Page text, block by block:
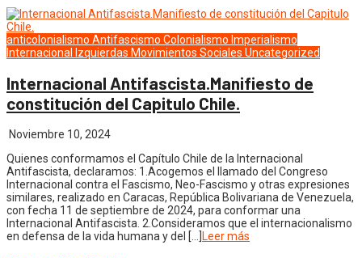
anticolonialismo Antifascismo Colonialismo Imperialismo
Internacional
Izquierdas Movimientos Sociales Uncategorized
Internacional Antifascista.Manifiesto de
constitución del Capitulo Chile.
Noviembre 10, 2024
Quienes conformamos el Capítulo Chile de la Internacional
Antifascista, declaramos: 1.Acogemos el llamado del Congreso
Internacional contra el Fascismo, Neo-Fascismo y otras expresiones
similares, realizado en Caracas, República Bolivariana de Venezuela,
con fecha 11 de septiembre de 2024, para conformar una
Internacional Antifascista. 2.Consideramos que el internacionalismo
en defensa de la vida humana y del […]
Leer más